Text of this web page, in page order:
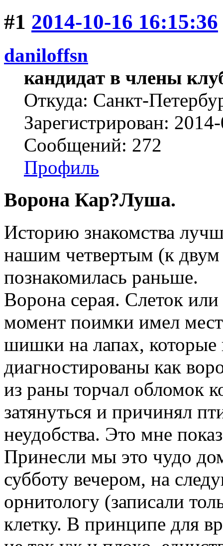
#1 2014-10-16 16:15:36
daniloffsn
кандидат в члены
Откуда: Санкт-
Зарегистрирован:
Сообщений: 272
Профиль
Ворона Кар?Луша.
Историю знакомства
нашим четвертым (к
познакомилась раньше.
Ворона серая. Слеток
момент поимки имел
шишки на лапах, которые
диагностированы как
из раны торчал обломок
затянуться и причинял
неудобства. Это мне
Принесли мы это чудо
субботу вечером, на
орнитологу (записали
клетку. В принципе для